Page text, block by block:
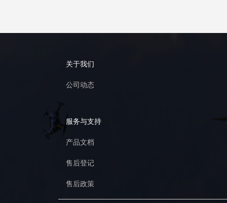
关于我们
公司动态
服务与支持
产品文档
售后登记
售后政策